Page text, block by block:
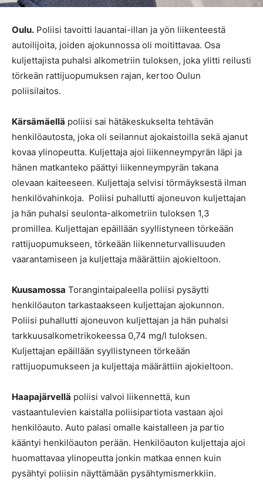
Oulu. Poliisi tavoitti lauantai-illan ja yön liikenteestä
autoilijoita, joiden ajokunnossa oli moitittavaa. Osa
kuljettajista puhalsi alkometriin tuloksen, joka ylitti reilusti
törkeän rattijuopumuksen rajan, kertoo Oulun
poliisilaitos.
Kärsämäellä poliisi sai hätäkeskukselta tehtävän
henkilöautosta, joka oli seilannut ajokaistoilla sekä ajanut
kovaa ylinopeutta. Kuljettaja ajoi liikenneympyrän läpi ja
hänen matkanteko päättyi liikenneympyrän takana
olevaan kaiteeseen. Kuljettaja selvisi törmäyksestä ilman
henkilövahinkoja. Poliisi puhallutti ajoneuvon kuljettajan
ja hän puhalsi seulonta-alkometriin tuloksen 1,3
promillea. Kuljettajan epäillään syyllistyneen törkeään
rattijuopumukseen, törkeään liikenneturvallisuuden
vaarantamiseen ja kuljettaja määrättiin ajokieltoon.
Kuusamossa Torangintaipaleella poliisi pysäytti
henkilöauton tarkastaakseen kuljettajan ajokunnon.
Poliisi puhallutti ajoneuvon kuljettajan ja hän puhalsi
tarkkuusalkometrikokeessa 0,74 mg/l tuloksen.
Kuljettajan epäillään syyllistyneen törkeään
rattijuopumukseen ja kuljettaja määrättiin ajokieltoon.
Haapajärvellä poliisi valvoi liikennettä, kun
vastaantulevien kaistalla poliisipartiota vastaan ajoi
henkilöauto. Auto palasi omalle kaistalleen ja partio
kääntyi henkilöauton perään. Henkilöauton kuljettaja ajoi
huomattavaa ylinopeutta jonkin matkaa ennen kuin
pysähtyi poliisin näyttämään pysähtymismerkkiin.